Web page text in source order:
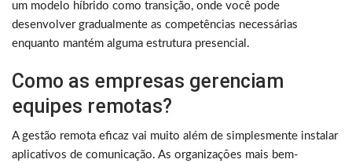
um modelo híbrido como transição, onde você pode
desenvolver gradualmente as competências necessárias
enquanto mantém alguma estrutura presencial.
Como as empresas gerenciam
equipes remotas?
A gestão remota eficaz vai muito além de simplesmente instalar
aplicativos de comunicação. As organizações mais bem-